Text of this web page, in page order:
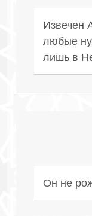
Извечен
любые
лишь в
Он не